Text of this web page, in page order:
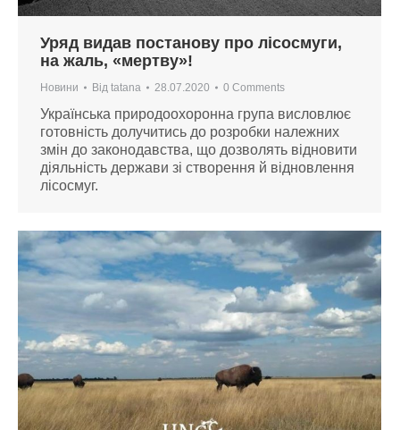
Уряд видав постанову про лісосмуги,
на жаль, «мертву»!
Новини Від tatana 28.07.2020 0 Comments
Українська природоохоронна група висловлює
готовність долучитись до розробки належних
змін до законодавства, що дозволять відновити
діяльність держави зі створення й відновлення
лісосмуг.